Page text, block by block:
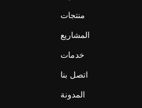
منتجات
المشاريع
خدمات
اتصل بنا
المدونة